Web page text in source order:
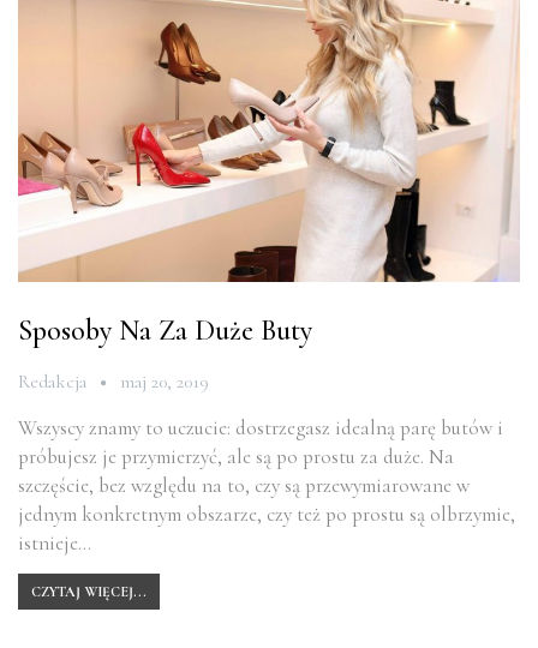
Sposoby Na Za Duże Buty
Redakcja maj 20, 2019
Wszyscy znamy to uczucie: dostrzegasz idealną parę butów i
próbujesz je przymierzyć, ale są po prostu za duże. Na
szczęście, bez względu na to, czy są przewymiarowane w
jednym konkretnym obszarze, czy też po prostu są olbrzymie,
istnieje…
CZYTAJ WIĘCEJ...